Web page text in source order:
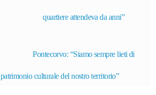
quartiere attendeva da anni”
Pontecorvo: “Siamo sempre lieti di
patrimonio culturale del nostro territorio”